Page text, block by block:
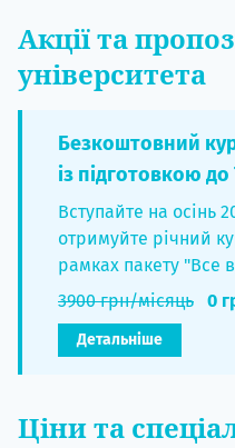
Акції та
університета
Безкоштовний
із підготовкою до
Вступайте на осінь
отримуйте річний
рамках пакету "Все
3900 грн/місяць
0
Детальніше
Ціни та